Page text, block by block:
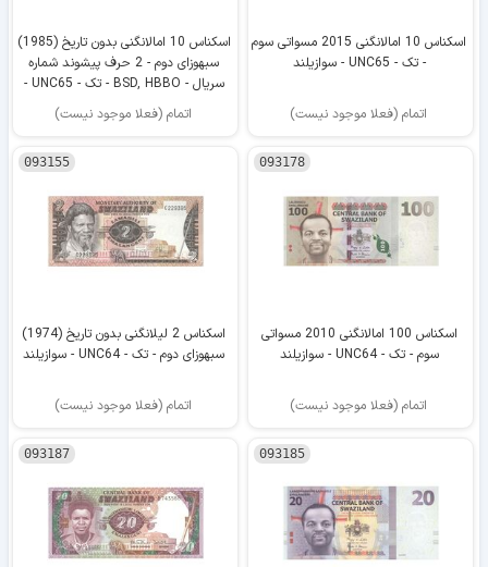
اسکناس 10 امالانگنی 2015 مسواتی سوم
- تک - UNC65 - سوازیلند
اتمام (فعلا موجود نیست)
اسکناس 10 امالانگنی بدون تاریخ (1985)
سبهوزای دوم - 2 حرف پیشوند شماره
سریال - BSD, HBBO - تک - UNC65 -
سوازیلند
اتمام (فعلا موجود نیست)
093178
اسکناس 100 امالانگنی 2010 مسواتی
سوم - تک - UNC64 - سوازیلند
اتمام (فعلا موجود نیست)
093155
اسکناس 2 لیلانگنی بدون تاریخ (1974)
سبهوزای دوم - تک - UNC64 - سوازیلند
اتمام (فعلا موجود نیست)
093185
093187